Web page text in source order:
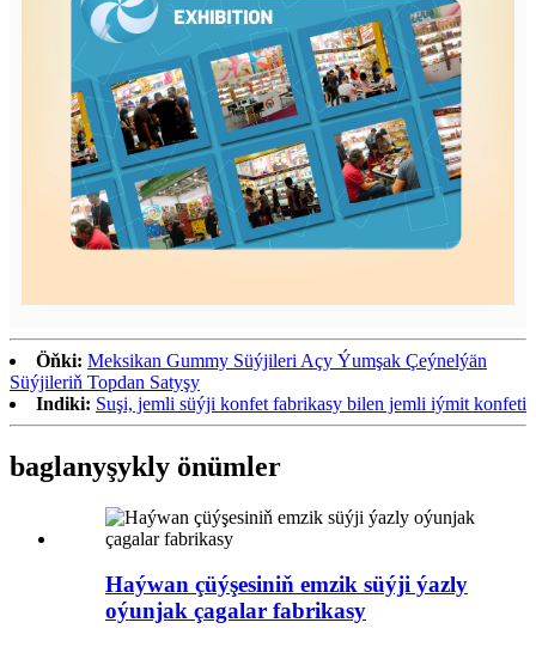
Öňki: Meksikan Gummy Süýjileri Açy Ýumşak Çeýnelýän
Süýjileriň Topdan Satyşy
Indiki: Suşi, jemli süýji konfet fabrikasy bilen jemli iýmit konfeti
baglanyşykly önümler
Haýwan çüýşesiniň emzik süýji ýazly
oýunjak çagalar fabrikasy